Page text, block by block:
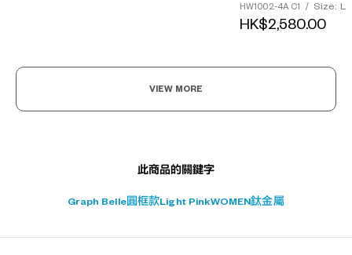
HW1002-4A C1 / Size: L
HK$2,580.00
VIEW MORE
此商品的關鍵字
Graph Belle圓框款Light PinkWOMEN鈦金屬